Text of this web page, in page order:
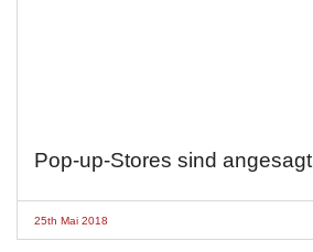
Pop-up-Stores sind angesagt
25th Mai 2018